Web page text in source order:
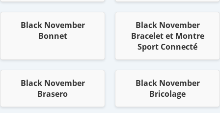
Black November
Bonnet
Black November
Bracelet et Montre
Sport Connecté
Black November
Brasero
Black November
Bricolage